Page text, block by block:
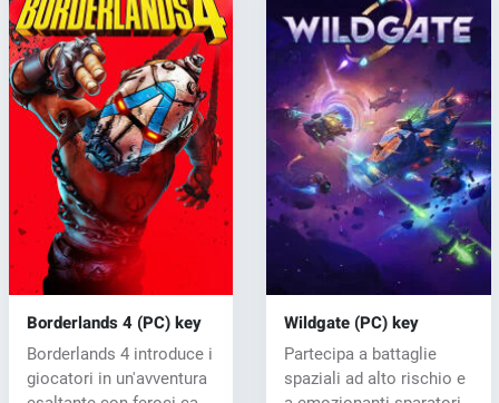
Borderlands 4 (PC) key
Borderlands 4 introduce i
giocatori in un'avventura
Wildgate (PC) key
Partecipa a battaglie
spaziali ad alto rischio e